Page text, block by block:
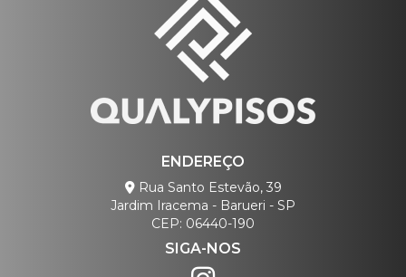
ENDEREÇO
Rua Santo Estevão, 39
Jardim Iracema - Barueri - SP
CEP: 06440-190
SIGA-NOS